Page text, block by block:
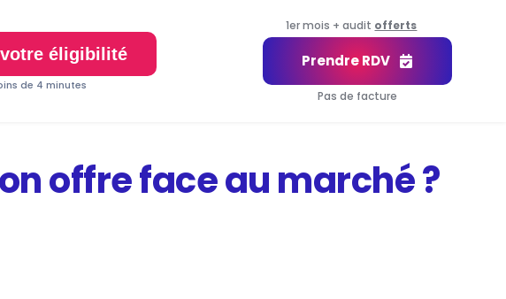
éligibilité
de 4 minutes
1er mois + audit offerts
Prendre RDV
Pas de facture
offre face au marché ?